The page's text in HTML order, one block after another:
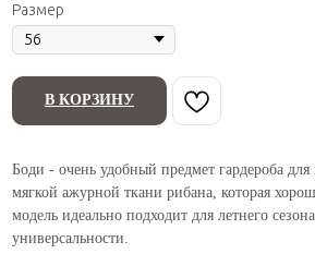
Размер
В КОРЗИНУ
Боди - очень удобный предмет гардероба
мягкой ажурной ткани рибана, которая
модель идеально подходит для летнего
универсальности.